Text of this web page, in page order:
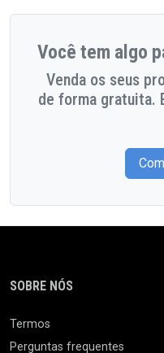
Você tem algo
Venda os seus
de forma gratuita.
SOBRE NÓS
Termos
Perguntas frequentes